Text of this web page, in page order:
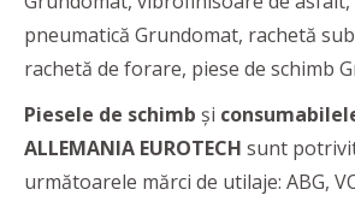
pneumatică Grundomat, rachetă
rachetă de forare, piese de schimb
Piesele de schimb și
ALLEMANIA EUROTECH sunt
următoarele mărci de utilaje: ABG,